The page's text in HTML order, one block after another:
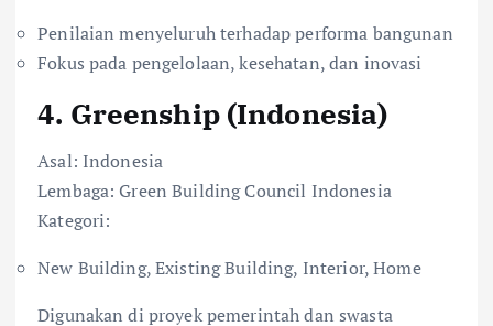
Penilaian menyeluruh terhadap performa bangunan
Fokus pada pengelolaan, kesehatan, dan inovasi
4. Greenship (Indonesia)
Asal: Indonesia
Lembaga: Green Building Council Indonesia
Kategori:
New Building, Existing Building, Interior, Home
Digunakan di proyek pemerintah dan swasta